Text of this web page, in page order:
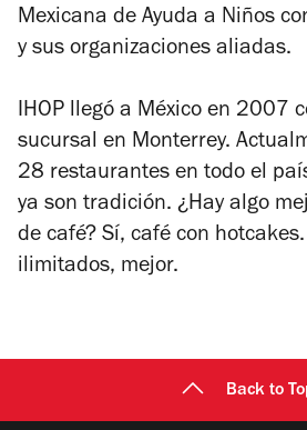
Mexicana de Ayuda a Niños
y sus organizaciones aliadas.
IHOP llegó a México en 2007
sucursal en Monterrey.
28 restaurantes en todo el
ya son tradición. ¿Hay algo
de café? Sí, café con
ilimitados, mejor.
Back to